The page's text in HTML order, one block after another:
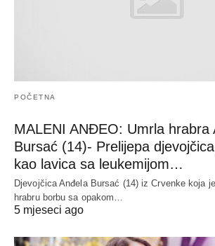
POČETNA
MALENI ANĐEO: Umrla hrabra
Bursać (14)- Prelijepa
kao lavica sa leukemijom…
Djevojčica Anđela Bursać (14) iz Crvenke koja
hrabru borbu sa opakom…
5 mjeseci ago